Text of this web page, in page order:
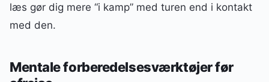
læs gør dig mere “i kamp” med turen end i kontakt
med den.
Mentale forberedelsesværktøjer før